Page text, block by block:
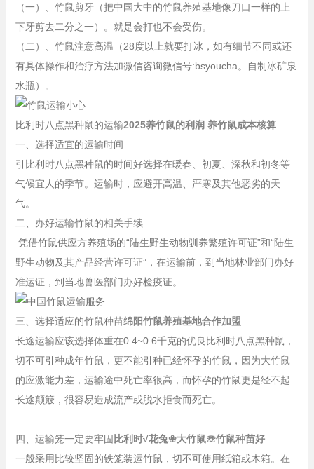
（一）、竹鼠剪牙（把中国大中的竹鼠养殖基地像刀口一样的上
下牙剪去二分之一）。就是会打也不会受伤。
（二）、竹鼠注意高温（28度以上就要打冰，如有细节不同或还
有具体操作和治疗方法加微信咨询微信号:bsyoucha。自制冰矿泉
水瓶）。
比利时八点黑种鼠的运输2025养竹鼠的利润 养竹鼠成本核算
一、选择适宜的运输时间
引比利时八点黑种鼠的时间好选择在暖春、初夏、深秋和初冬等
气候宜人的季节。运输时，应避开高温、严寒及其他恶劣的天
气。
二、办好运输竹鼠的相关手续
凭借竹鼠供应方养殖场的“陆生野生动物驯养繁殖许可证”和“陆生
野生动物及其产品经营许可证”，在运输前，到当地林业部门办好
准运证，到当地兽医部门办好检疫证。
三、选择适应的竹鼠种苗绵阳竹鼠养殖基地合作加盟
长途运输应该选择体重在0.4~0.6千克的优良比利时八点黑种鼠，
切不可引种成年竹鼠，更不能引种已经怀孕的竹鼠，因为大竹鼠
的应激能力差，运输途中死亡率很高，而怀孕的竹鼠更是经不起
长途颠簸，很容易造成流产或脱水拒食而死亡。
四、运输笼一定要牢固 比利时√花兔❀大竹鼠☏竹鼠种苗好
一般采用比较坚固的铁笼装运竹鼠，切不可使用纸箱或木箱。在